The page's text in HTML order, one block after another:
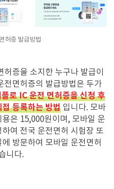
허증 발급방법
허증을 소지한 누구나 발급이
전면허증의 발급방법은 두가
로 IC 운전 면허증을 신청 후
등록하는 방법 입니다. 모바
은 15,000원이며, 모바일 운
여 전국 운전면허 시험장 또
방문하여 모바일 운전면허
니다.